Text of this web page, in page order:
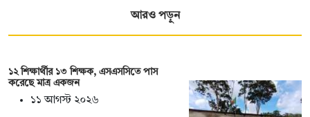
আরও পড়ুন
১২ শিক্ষার্থীর ১৩ শিক্ষক, এসএসসিতে পাস
করেছে মাত্র একজন
১১ আগস্ট ২০২৬